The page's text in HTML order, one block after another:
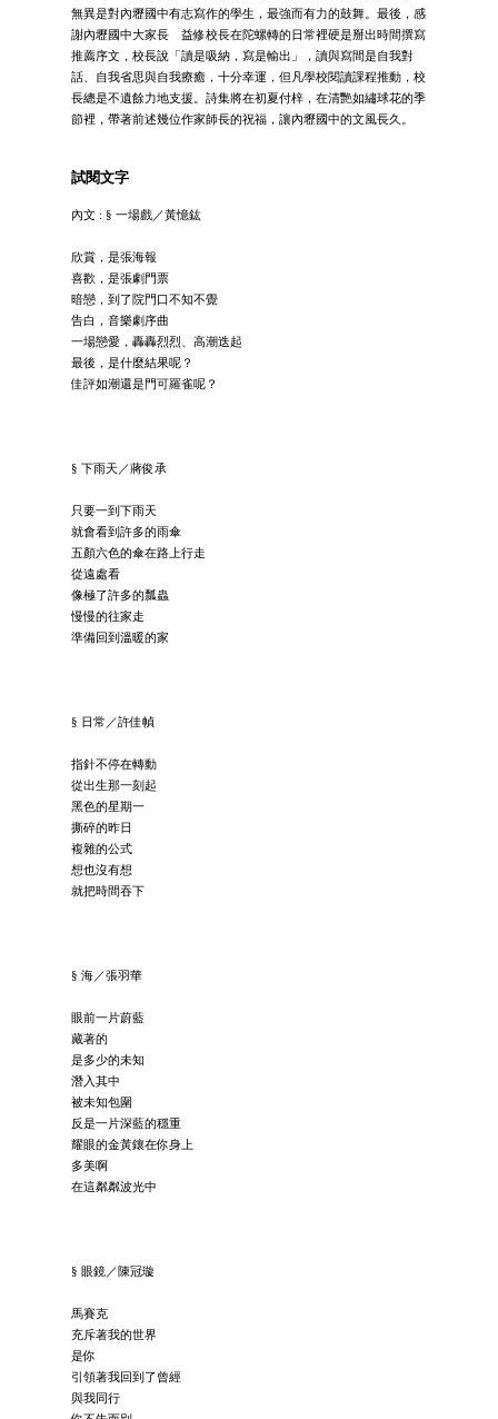
無異是對內壢國中有志寫作的學生，最強而有力的鼓舞。最後，感
謝內壢國中大家長 益修校長在陀螺轉的日常裡硬是掰出時間撰寫
推薦序文，校長說「讀是吸納，寫是輸出」，讀與寫間是自我對
話、自我省思與自我療癒，十分幸運，但凡學校閱讀課程推動，校
長總是不遺餘力地支援。詩集將在初夏付梓，在清艷如繡球花的季
節裡，帶著前述幾位作家師長的祝福，讓內壢國中的文風長久。
試閱文字
內文 : § 一場戲／黃憶鈜
欣賞，是張海報
喜歡，是張劇門票
暗戀，到了院門口不知不覺
告白，音樂劇序曲
一場戀愛，轟轟烈烈、高潮迭起
最後，是什麼結果呢？
佳評如潮還是門可羅雀呢？
§ 下雨天／蔣俊承
只要一到下雨天
就會看到許多的雨傘
五顏六色的傘在路上行走
從遠處看
像極了許多的瓢蟲
慢慢的往家走
準備回到溫暖的家
§ 日常／許佳幀
指針不停在轉動
從出生那一刻起
黑色的星期一
撕碎的昨日
複雜的公式
想也沒有想
就把時間吞下
§ 海／張羽華
眼前一片蔚藍
藏著的
是多少的未知
潛入其中
被未知包圍
反是一片深藍的穩重
耀眼的金黃鑲在你身上
多美啊
在這粼粼波光中
§ 眼鏡／陳冠璇
馬賽克
充斥著我的世界
是你
引領著我回到了曾經
與我同行